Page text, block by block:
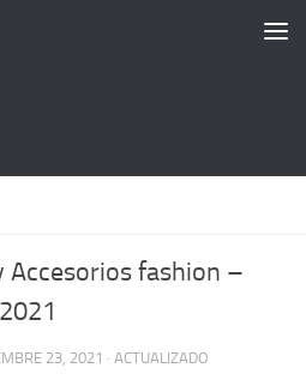
Accesorios fashion –
23, 2021 · ACTUALIZADO